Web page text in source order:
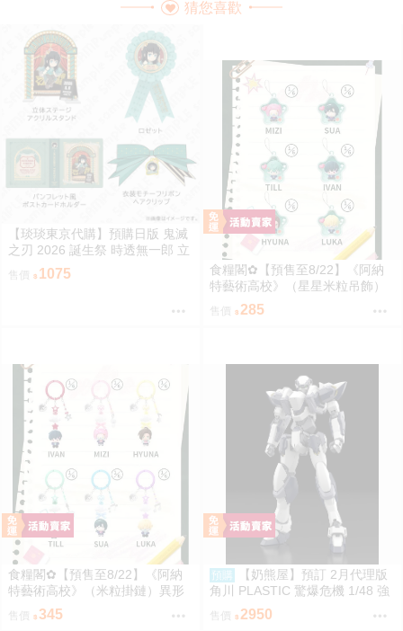
猜您喜歡
【琰琰東京代購】預購日版 鬼滅
之刃 2026 誕生祭 時透無一郎 立
牌 明信片收藏冊 胸針 絲帶髮夾
售價 1075
食糧閣✿【預售至8/22】《阿納
特藝術高校》（星星米粒吊飾）
異形舞臺／異形舞台／阿納特藝
術高校／ALIENSTAGE／Till／Iva
售價 285
食糧閣✿【預售至8/22】《阿納
特藝術高校》（米粒掛鏈）異形
舞臺／異形舞台／阿納特藝術高
校／ALIENSTAGE／Till／Ivan／
345
預購
【奶熊屋】預訂 2月代理版
角川 PLASTIC 驚爆危機 1/48 強
弩兵 ARX-7 特別套組版 組裝模
型 0922
2950